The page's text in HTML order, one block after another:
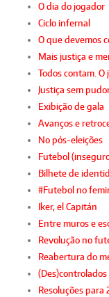
O dia do jogador
Ciclo infernal
O que devemos
Mais justiça e
Todos contam.
Justiça sem
Exibição de gala
Avanços e
No pós-eleições
Futebol
Bilhete de
#Futebol no
Iker, el Capitán
Entre muros e
Revolução no
Reabertura do
(Des)controlados
Resoluções para